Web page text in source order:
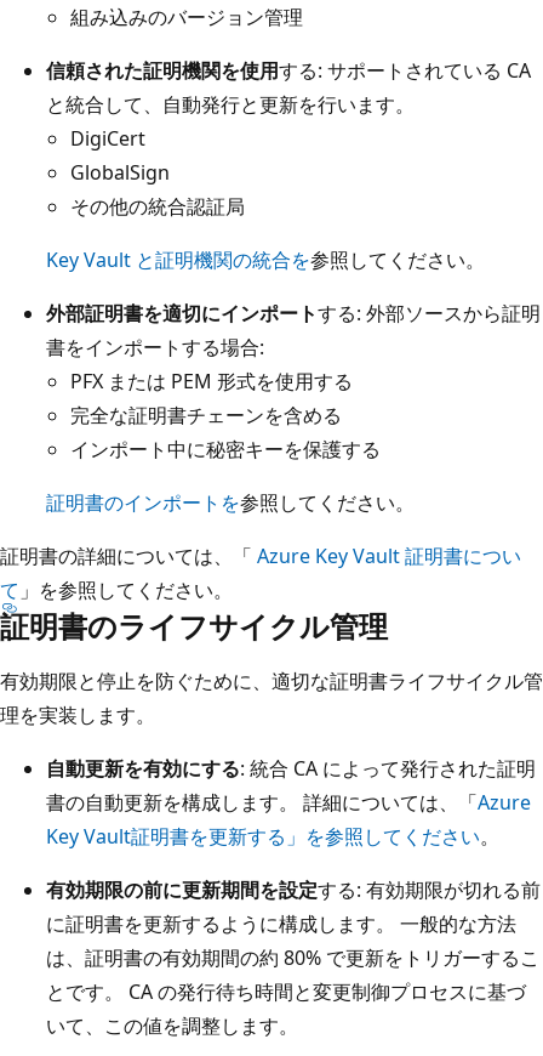
組み込みのバージョン管理
信頼された証明機関を使用する: サポートされている CA
と統合して、自動発行と更新を行います。
DigiCert
GlobalSign
その他の統合認証局
Key Vault と証明機関の統合を参照してください。
外部証明書を適切にインポートする: 外部ソースから証明
書をインポートする場合:
PFX または PEM 形式を使用する
完全な証明書チェーンを含める
インポート中に秘密キーを保護する
証明書のインポートを参照してください。
証明書の詳細については、「 Azure Key Vault 証明書につい
て 」を参照してください。
証明書のライフサイクル管理
有効期限と停止を防ぐために、適切な証明書ライフサイクル管
理を実装します。
自動更新を有効にする: 統合 CA によって発行された証明
書の自動更新を構成します。 詳細については、「Azure
Key Vault証明書を更新する」を参照してください。
有効期限の前に更新期間を設定する: 有効期限が切れる前
に証明書を更新するように構成します。 一般的な方法
は、証明書の有効期間の約 80% で更新をトリガーするこ
とです。 CA の発行待ち時間と変更制御プロセスに基づ
いて、この値を調整します。